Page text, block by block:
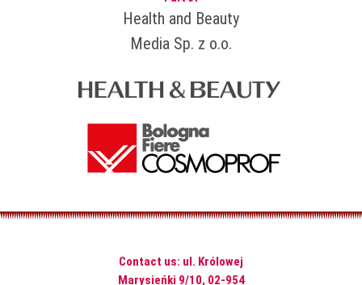
Health and Beauty
Media Sp. z o.o.
Contact us: ul. Królowej
Marysieńki 9/10, 02-954